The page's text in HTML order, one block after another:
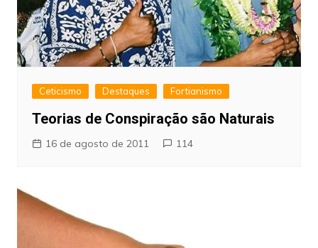
Ceticismo Destaques Fortianismo
Teorias de Conspiração são Naturais
16 de agosto de 2011 114